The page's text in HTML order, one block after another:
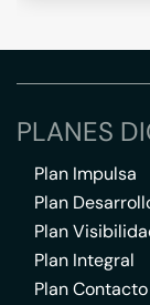
PLANES
Plan Impulsa
Plan
Plan
Plan Integral
Plan